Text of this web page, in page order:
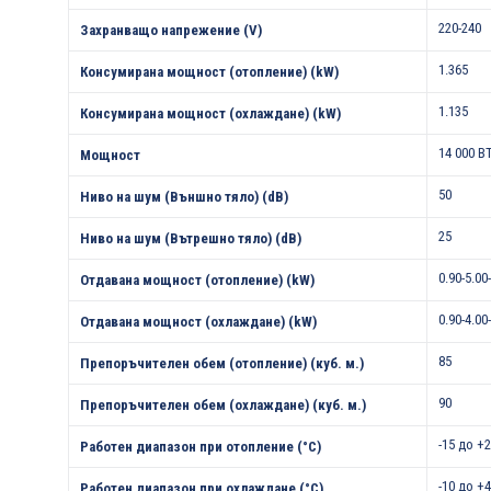
Захранващо напрежение (V) 220-240
Консумирана мощност (отопление) (kW) 1.365
Консумирана мощност (охлаждане) (kW) 1.135
Мощност 14 000
Ниво на шум (Външно тяло) (dB) 50
Ниво на шум (Вътрешно тяло) (dB) 25
Отдавана мощност (отопление) (kW) 0.90-
Отдавана мощност (охлаждане) (kW) 0.90-
Препоръчителен обем (отопление) (куб. м.) 85
Препоръчителен обем (охлаждане) (куб. м.) 90
Работен диапазон при отопление (°С) -15 до
-10 до